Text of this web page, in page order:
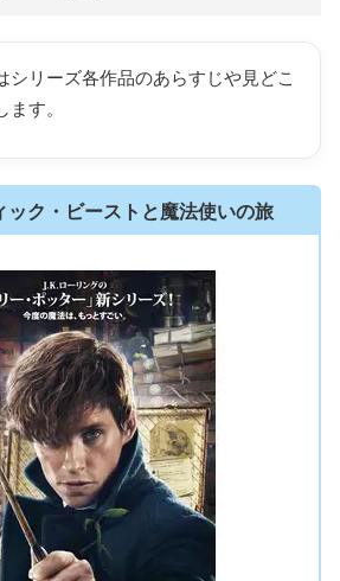
シリーズ各作品のあらすじや見どこ
す。
ック・ビーストと魔法使いの旅